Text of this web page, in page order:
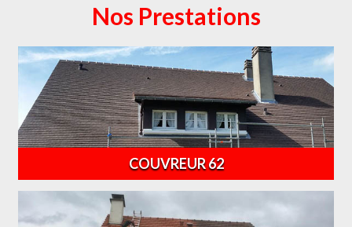
Nos Prestations
COUVREUR 62